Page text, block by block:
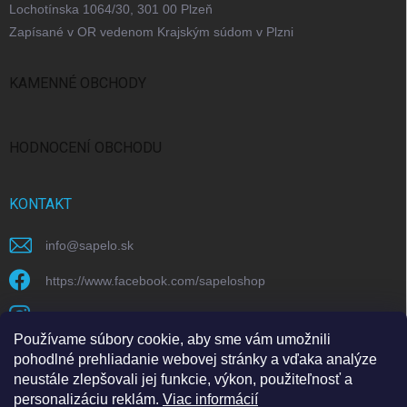
Používame súbory cookie, aby sme vám umožnili
pohodlné prehliadanie webovej stránky a vďaka analýze
neustále zlepšovali jej funkcie, výkon, použiteľnosť a
personalizáciu reklám. Viac informácií
Lochotínska 1064/30, 301 00 Plzeň
Zapísané v OR vedenom Krajským súdom v Plzni
KAMENNÉ OBCHODY
HODNOCENÍ OBCHODU
KONTAKT
info@sapelo.sk
https://www.facebook.com/sapeloshop
https://www.youtube.com/@sapeloecommerce/